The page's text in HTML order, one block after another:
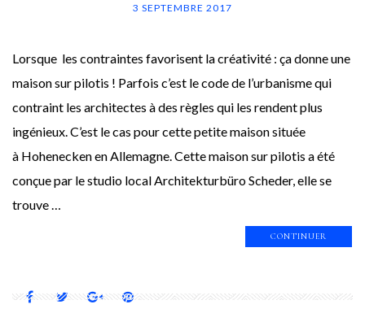
3 SEPTEMBRE 2017
Lorsque les contraintes favorisent la créativité : ça donne une
maison sur pilotis ! Parfois c’est le code de l’urbanisme qui
contraint les architectes à des règles qui les rendent plus
ingénieux. C’est le cas pour cette petite maison située
à Hohenecken en Allemagne. Cette maison sur pilotis a été
conçue par le studio local Architekturbüro Scheder, elle se
trouve …
CONTINUER